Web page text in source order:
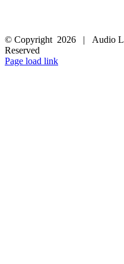
© Copyright 2026 | Audio
Reserved
Facebook
Instagram
YouTube
LinkedIn
X
Page load link